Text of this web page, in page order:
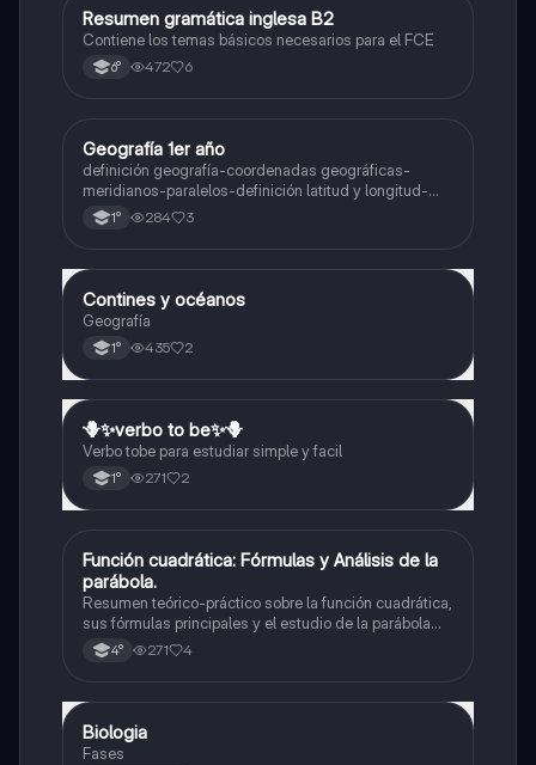
Inglés
Resumen gramática inglesa B2
Contiene los temas básicos necesarios para el FCE
6° 472 6
Geografía
Geografía 1er año
definición geografía-coordenadas geográficas-
meridianos-paralelos-definición latitud y longitud-
elementos del mapa-definición mapa-localización
relativa y absoluta
1° 284 3
Geografía
Contines y océanos
Geografía
1° 435 2
Inglés
🪻✨️verbo to be✨️🪻
Verbo tobe para estudiar simple y facil
1° 271 2
Matemáticas
Función cuadrática: Fórmulas y Análisis de la
parábola.
Resumen teórico-práctico sobre la función cuadrática,
sus fórmulas principales y el estudio de la parábola
como representación gráfica.Incluye desarrollo de la
forma general, cálculo de raíces, vértice y elementos
4° 271 4
Biología
Biologia
Fases